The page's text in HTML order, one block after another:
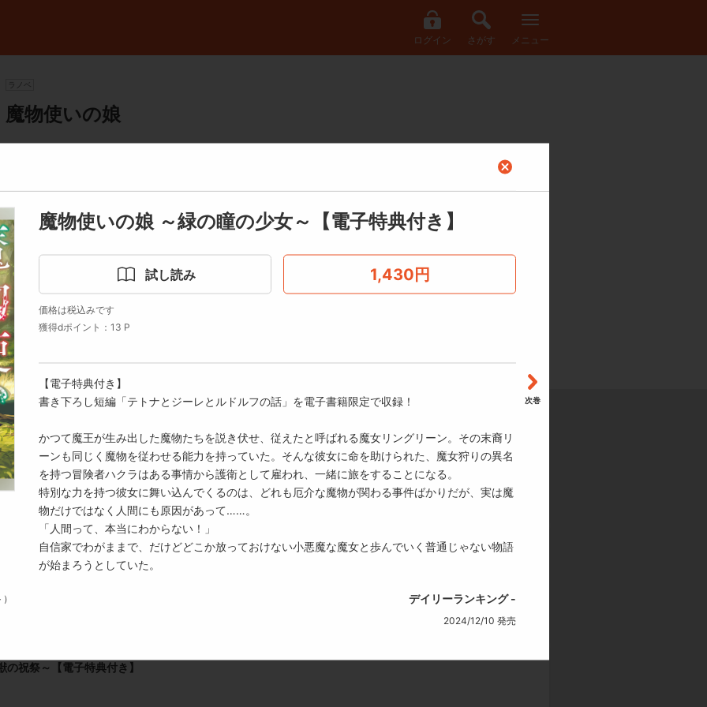
ログイン さがす メニュー
ラノベ
魔物使いの娘
ご利用可能クーポンを見る
【電子特典付き】
書き下ろし短編「テトナとジーレとルドルフの話」を電子書籍限定で収録！
かつて魔王が生み出した魔物たちを説き伏せ、従えたと呼ばれる魔女リングリーン。その末裔リーンも同じく
魔物を従わせる能力を持っていた。そんな彼女に命を助けられた、魔女狩りの異名を持つ冒険者ハクラはある
事情から護衛として雇われ、一緒に旅をすることになる。
特別な力を持つ彼女に舞い込んでくるのは、どれも厄介な魔物が関わる事件ばかりだが、実は魔物だけではな
く人間にも原因があって……。
「人間って、本当にわからない！」
自信家でわがままで、だけどどこか放っておけない小悪魔な魔女と歩んでいく普通じゃない物語が始まろうと
していた。
デイリーランキング -
ドリコム
少女～【電子特典付き】
試し読み
の魔女狩り～【電子特典付き】
試し読み 1,650円
獲得dポイント：15 P
祝祭～【電子特典付き】
魔物使いの娘 ～緑の瞳の少女～【電子特典付き】
試し読み 1,430 円
価格は税込みです
獲得dポイント：13 P
【電子特典付き】
書き下ろし短編「テトナとジーレとルドルフの話」を電子書籍限定で収録！
かつて魔王が生み出した魔物たちを説き伏せ、従えたと呼ばれる魔女リングリーン。その末裔リ
ーンも同じく魔物を従わせる能力を持っていた。そんな彼女に命を助けられた、魔女狩りの異名
を持つ冒険者ハクラはある事情から護衛として雇われ、一緒に旅をすることになる。
特別な力を持つ彼女に舞い込んでくるのは、どれも厄介な魔物が関わる事件ばかりだが、実は魔
物だけではなく人間にも原因があって……。
「人間って、本当にわからない！」
自信家でわがままで、だけどどこか放っておけない小悪魔な魔女と歩んでいく普通じゃない物語
が始まろうとしていた。
次巻
デイリーランキング -
2024/12/10 発売